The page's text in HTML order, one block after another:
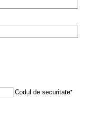
Codul de securitate*